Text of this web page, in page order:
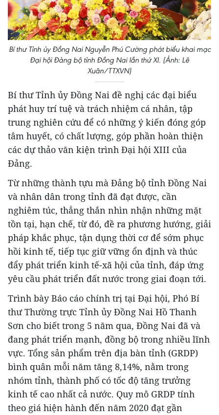
Bí thư Tỉnh ủy Đồng Nai Nguyễn Phú Cường phát biểu khai mạc
Đại hội Đảng bộ tỉnh Đồng Nai lần thứ XI. (Ảnh: Lê
Xuân/TTXVN)
Bí thư Tỉnh ủy Đồng Nai đề nghị các đại biểu
phát huy trí tuệ và trách nhiệm cá nhân, tập
trung nghiên cứu để có những ý kiến đóng góp
tâm huyết, có chất lượng, góp phần hoàn thiện
các dự thảo văn kiện trình Đại hội XIII của
Đảng.
Từ những thành tựu mà Đảng bộ tỉnh Đồng Nai
và nhân dân trong tỉnh đã đạt được, cần
nghiêm túc, thẳng thắn nhìn nhận những mặt
tồn tại, hạn chế, từ đó, đề ra phương hướng, giải
pháp khắc phục, tận dụng thời cơ để sớm phục
hồi kinh tế, tiếp tục giữ vững ổn định và thúc
đẩy phát triển kinh tế-xã hội của tỉnh, đáp ứng
yêu cầu phát triển đất nước trong giai đoạn tới.
Trình bày Báo cáo chính trị tại Đại hội, Phó Bí
thư Thường trực Tỉnh ủy Đồng Nai Hồ Thanh
Sơn cho biết trong 5 năm qua, Đồng Nai đã và
đang phát triển mạnh, đồng bộ trong nhiều lĩnh
vực. Tổng sản phẩm trên địa bàn tỉnh (GRDP)
bình quân mỗi năm tăng 8,14%, nằm trong
nhóm tỉnh, thành phố có tốc độ tăng trưởng
kinh tế cao nhất cả nước. Quy mô GRDP tính
theo giá hiện hành đến năm 2020 đạt gần